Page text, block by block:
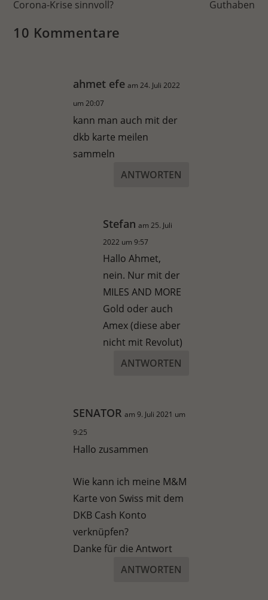
Corona-Krise sinnvoll? Guthaben
10 Kommentare
ahmet efe am 24. Juli 2022
um 20:07
kann man auch mit der
dkb karte meilen
sammeln
ANTWORTEN
Stefan am 25. Juli
2022 um 9:57
Hallo Ahmet,
nein. Nur mit der
MILES AND MORE
Gold oder auch
Amex (diese aber
nicht mit Revolut)
ANTWORTEN
SENATOR am 9. Juli 2021 um
9:25
Hallo zusammen
Wie kann ich meine M&M
Karte von Swiss mit dem
DKB Cash Konto
verknüpfen?
Danke für die Antwort
ANTWORTEN